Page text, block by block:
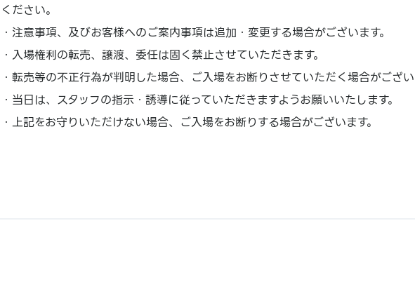
ください。
・注意事項、及びお客様へのご案内事項は追加・変更する場合がございます。
・入場権利の転売、譲渡、委任は固く禁止させていただきます。
・転売等の不正行為が判明した場合、ご入場をお断りさせていただく場合がござい
・当日は、スタッフの指示・誘導に従っていただきますようお願いいたします。
・上記をお守りいただけない場合、ご入場をお断りする場合がございます。